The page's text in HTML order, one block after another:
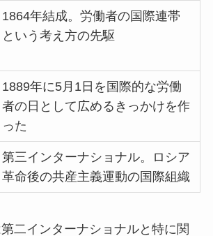
1864年結成。労働者の国際連帯
という考え方の先駆
1889年に5月1日を国際的な労働
者の日として広めるきっかけを作
った
第三インターナショナル。ロシア
革命後の共産主義運動の国際組織
二インターナショナルと特に関